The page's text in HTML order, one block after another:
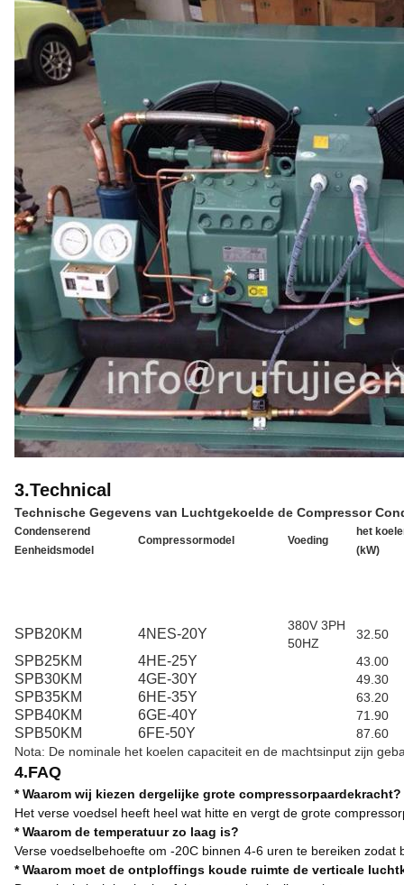
3.Technical
Technische Gegevens van Luchtgekoelde de Compressor
Condenserend
Eenheidsmodel
Compressormodel Voeding
het
(kW)
SPB20KM 4NES-20Y
380V 3PH
50HZ
32.50
SPB25KM 4HE-25Y 43.00
SPB30KM 4GE-30Y 49.30
SPB35KM 6HE-35Y 63.20
SPB40KM 6GE-40Y 71.90
SPB50KM 6FE-50Y
87.60
Nota: De nominale het koelen capaciteit en de machtsinput zijn
4.FAQ
* Waarom wij kiezen dergelijke grote compressorpaardekracht?
Het verse voedsel heeft heel wat hitte en vergt de grote
* Waarom de temperatuur zo laag is?
Verse voedselbehoefte om -20C binnen 4-6 uren te bereiken
* Waarom moet de ontploffings koude ruimte de verticale